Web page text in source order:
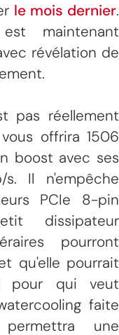
le mois dernier.
maintenant
révélation de
pas réellement
offrira 1506
boost avec ses
s. Il n'empêche
PCIe 8-pin
dissipateur
pourront
qu'elle pourrait
pour qui veut
faite
une